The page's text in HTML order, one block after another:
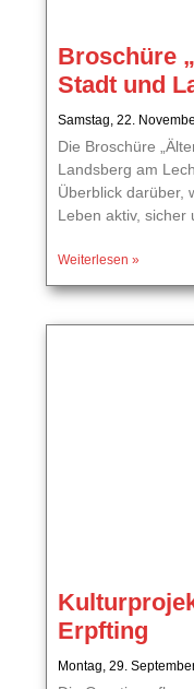
Broschüre
Stadt und
Samstag, 22.
Die Broschüre
Landsberg am
Überblick darüber,
Leben aktiv, sicher
Weiterlesen »
Erpfting
Montag, 29.